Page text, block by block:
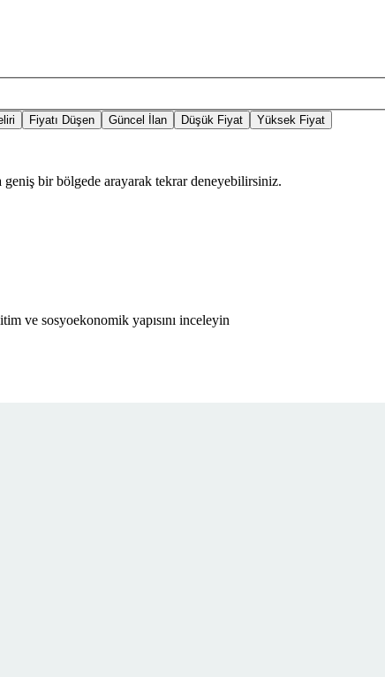
Fiyatı Düşen Güncel İlan Düşük Fiyat Yüksek Fiyat
bir bölgede arayarak tekrar deneyebilirsiniz.
ve sosyoekonomik yapısını inceleyin